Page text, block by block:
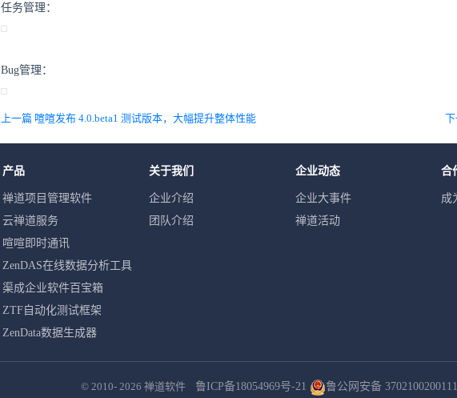
任务管理：
Bug管理：
上一篇 喧喧发布 4.0.beta1 测试版本，大幅提升整体性能
产品
禅道项目管理软件
云禅道服务
喧喧即时通讯
ZenDAS在线数据分析工具
渠成企业软件百宝箱
ZTF自动化测试框架
ZenData数据生成器
关于我们
企业介绍
团队介绍
企业动态
企业大事件
禅道活动
合
成
© 2010- 2026 禅道软件 鲁ICP备18054969号-21
鲁公网安备